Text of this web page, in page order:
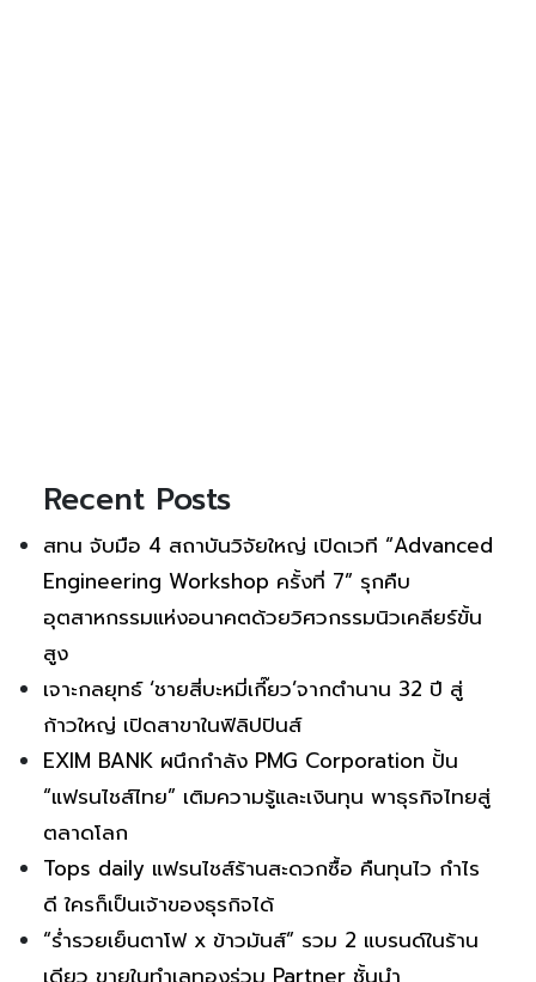
Recent Posts
สทน จับมือ 4 สถาบันวิจัยใหญ่ เปิดเวที “Advanced
Engineering Workshop ครั้งที่ 7” รุกคืบ
อุตสาหกรรมแห่งอนาคตด้วยวิศวกรรมนิวเคลียร์ขั้น
สูง
เจาะกลยุทธ์ ‘ชายสี่บะหมี่เกี๊ยว’จากตำนาน 32 ปี สู่
ก้าวใหญ่ เปิดสาขาในฟิลิปปินส์
EXIM BANK ผนึกกำลัง PMG Corporation ปั้น
“แฟรนไชส์ไทย” เติมความรู้และเงินทุน พาธุรกิจไทยสู่
ตลาดโลก
Tops daily แฟรนไชส์ร้านสะดวกซื้อ คืนทุนไว กำไร
ดี ใครก็เป็นเจ้าของธุรกิจได้
“ร่ำรวยเย็นตาโฟ x ข้าวมันส์” รวม 2 แบรนด์ในร้าน
เดียว ขายในทำเลทองร่วม Partner ชั้นนำ